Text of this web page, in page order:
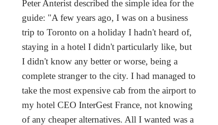
Peter Anterist described the simple idea for the
guide: "A few years ago, I was on a business
trip to Toronto on a holiday I hadn't heard of,
staying in a hotel I didn't particularly like, but
I didn't know any better or worse, being a
complete stranger to the city. I had managed to
take the most expensive cab from the airport to
my hotel CEO InterGest France, not knowing
of any cheaper alternatives. All I wanted was a